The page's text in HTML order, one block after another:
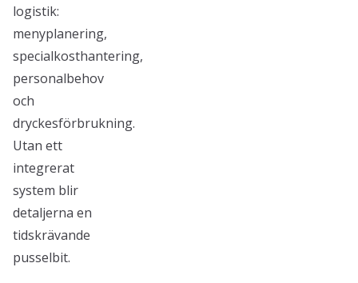
logistik:
menyplanering,
specialkosthantering,
personalbehov
och
dryckesförbrukning.
Utan ett
integrerat
system blir
detaljerna en
tidskrävande
pusselbit.